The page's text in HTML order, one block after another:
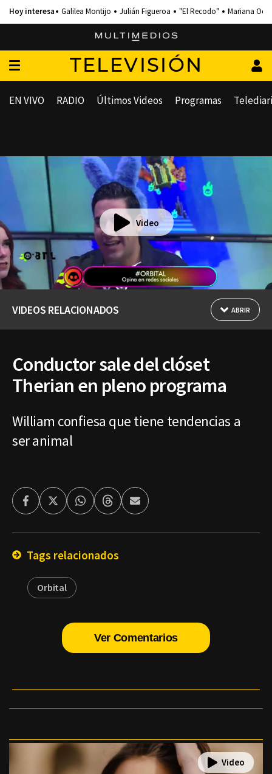
Galilea Montijo Julián Figueroa "El Recodo" Mariana
TELEVISIÓN
EN VIVO RADIO Últimos Videos Programas
Video
VIDEOS RELACIONADOS ABRIR
Conductor sale del clóset
Therian en pleno programa
William confiesa que tiene tendencias a
ser animal
FacebookTwitterWhatsappThreadsEnviar
por
Tags relacionados
Orbital
Ver Comentarios